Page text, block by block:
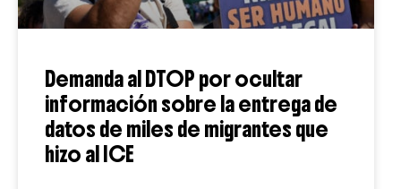
Demanda al DTOP por ocultar
información sobre la entrega de
datos de miles de migrantes que
hizo al ICE